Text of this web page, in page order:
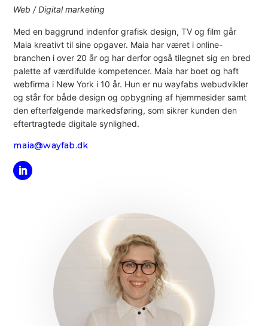
Web / Digital marketing
Med en baggrund indenfor grafisk design, TV og film går
Maia kreativt til sine opgaver. Maia har været i online-
branchen i over 20 år og har derfor også tilegnet sig en bred
palette af værdifulde kompetencer. Maia har boet og haft
webfirma i New York i 10 år. Hun er nu wayfabs webudvikler
og står for både design og opbygning af hjemmesider samt
den efterfølgende markedsføring, som sikrer kunden den
eftertragtede digitale synlighed.
maia@wayfab.dk